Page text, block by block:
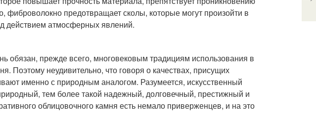
фиброволокно предотвращает сколы, которые могут произойти в
действием атмосферных явлений.
обязан, прежде всего, многовековым традициям использования в
Поэтому неудивительно, что говоря о качествах, присущих
именно с природным аналогом. Разумеется, искусственный
тем более такой надежный, долговечный, престижный и
облицовочного камня есть немало приверженцев, и на это